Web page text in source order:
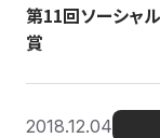
第11回ソーシャ
賞
2018.12.04